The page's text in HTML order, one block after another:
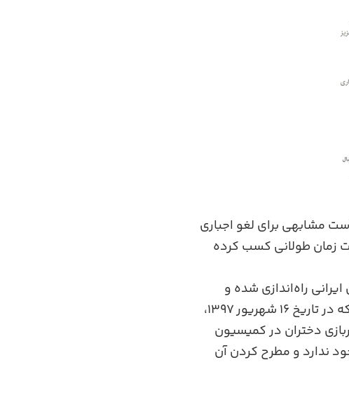
که درخواست مشابهی برای لغو اجباری
زمان طولانی کسب کرده
راه‌اندازی شده و
مهلت پایان آن 10 شهریور 1404 تعیین شده است. این کارزار در حالی آغاز شد که در تاریخ 16 شهریور 1397،
دختران در کمیسیون
ندارد و مطرح کردن آن